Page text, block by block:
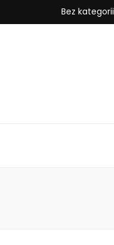
Bez kategorii